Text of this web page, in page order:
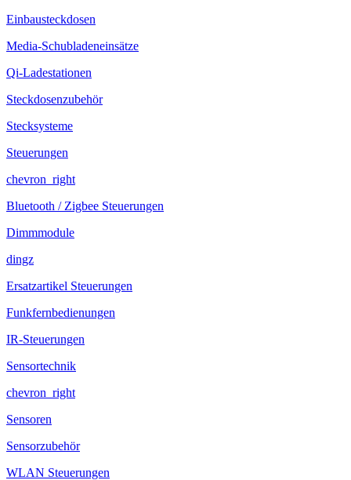
Einbausteckdosen
Media-Schubladeneinsätze
Qi-Ladestationen
Steckdosenzubehör
Stecksysteme
Steuerungen
chevron_right
Bluetooth / Zigbee Steuerungen
Dimmmodule
dingz
Ersatzartikel Steuerungen
Funkfernbedienungen
IR-Steuerungen
Sensortechnik
chevron_right
Sensoren
Sensorzubehör
WLAN Steuerungen